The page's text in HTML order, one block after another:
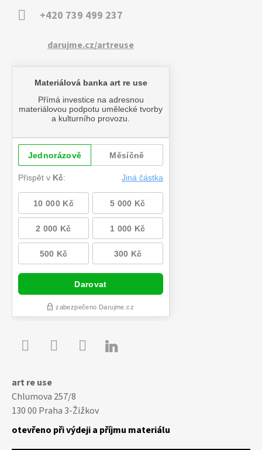
+420 739 499 237
darujme.cz/artreuse

art re use
Chlumova 257/8
130 00 Praha 3-Žižkov
otevřeno při výdeji a příjmu materiálu